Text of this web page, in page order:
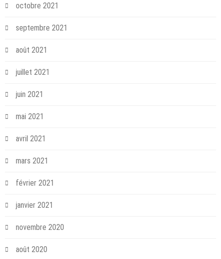
octobre 2021
septembre 2021
août 2021
juillet 2021
juin 2021
mai 2021
avril 2021
mars 2021
février 2021
janvier 2021
novembre 2020
août 2020